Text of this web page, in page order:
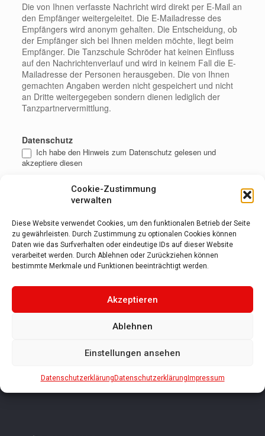
Cookie-Zustimmung
verwalten
Diese Website verwendet Cookies, um den funktionalen Betrieb der Seite
zu gewährleisten. Durch Zustimmung zu optionalen Cookies können
Daten wie das Surfverhalten oder eindeutige IDs auf dieser Website
verarbeitet werden. Durch Ablehnen oder Zurückziehen können
bestimmte Merkmale und Funktionen beeinträchtigt werden.
Akzeptieren
Ablehnen
Einstellungen ansehen
Datenschutzerklärung Datenschutzerklärung Impressum
Die von Ihnen verfasste Nachricht wird direkt per E-Mail an
den Empfänger weitergeleitet. Die E-Mailadresse des
Empfängers wird anonym gehalten. Die Entscheidung, ob
der Empfänger sich bei Ihnen melden möchte, liegt beim
Empfänger. Die Tanzschule Schröder hat keinen Einfluss
auf den Nachrichtenverlauf und wird in keinem Fall die E-
Mailadresse der Personen herausgeben. Die von Ihnen
gemachten Angaben werden nicht gespeichert und nicht
an Dritte weitergegeben sondern dienen lediglich der
Tanzpartnervermittlung.
Datenschutz
Ich habe den Hinweis zum Datenschutz gelesen und
akzeptiere diesen
Ihr Tanzzentrum mit Tradition